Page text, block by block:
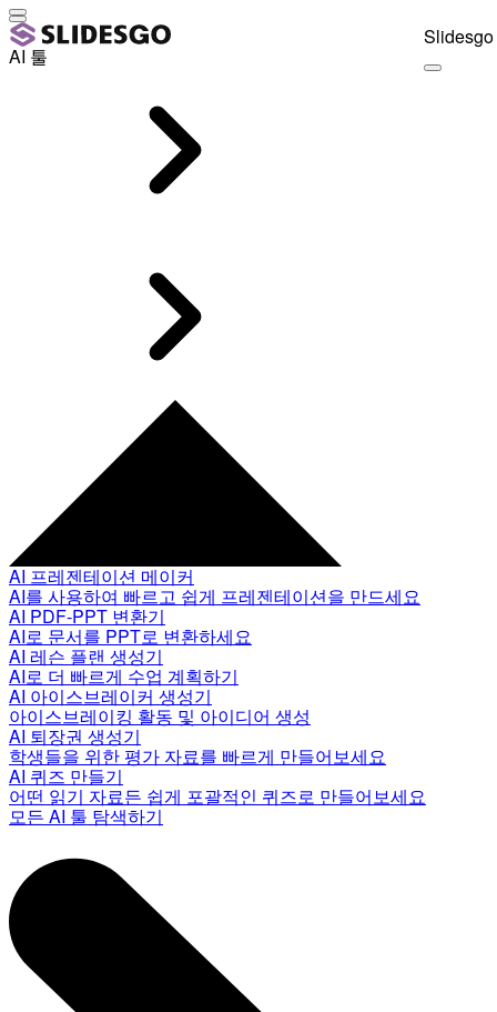
AI 툴
AI 프레젠테이션 메이커
AI를 사용하여 빠르고 쉽게 프레젠테이션을 만드세요
AI PDF-PPT 변환기
AI로 문서를 PPT로 변환하세요
AI 레슨 플랜 생성기
AI로 더 빠르게 수업 계획하기
AI 아이스브레이커 생성기
아이스브레이킹 활동 및 아이디어 생성
AI 퇴장권 생성기
학생들을 위한 평가 자료를 빠르게 만들어보세요
AI 퀴즈 만들기
어떤 읽기 자료든 쉽게 포괄적인 퀴즈로 만들어보세요
모든 AI 툴 탐색하기